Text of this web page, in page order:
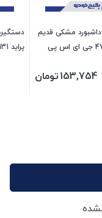
مشکی قدیم
153,754تومان
پراید 131 -132 1402138 اماتا صمد